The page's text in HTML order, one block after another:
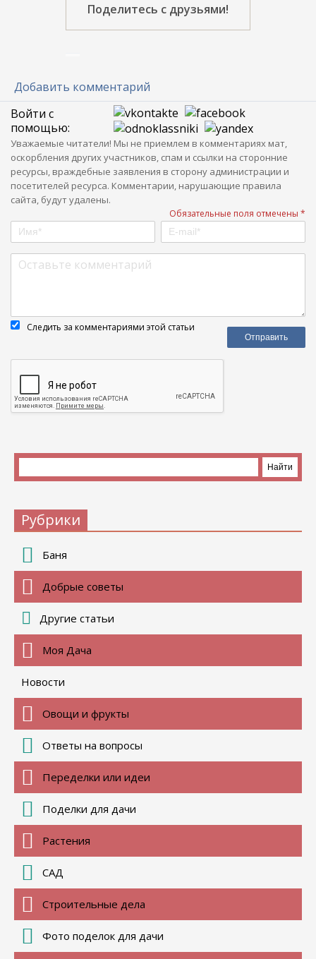
Поделитесь с друзьями!
Добавить комментарий
Войти с
помощью:
Уважаемые читатели! Мы не приемлем в комментариях мат,
оскорбления других участников, спам и ссылки на сторонние
ресурсы, враждебные заявления в сторону администрации и
посетителей ресурса. Комментарии, нарушающие правила
сайта, будут удалены.
Обязательные поля отмечены *
Следить за комментариями этой статьи
Рубрики
Баня
Добрые советы
Другие статьи
Моя Дача
Новости
Овощи и фрукты
Ответы на вопросы
Переделки или идеи
Поделки для дачи
Растения
САД
Строительные дела
Фото поделок для дачи